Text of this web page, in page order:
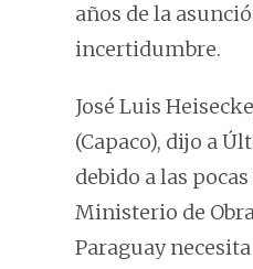
años de la
incertidumbre.
José Luis
(Capaco), dijo a
debido a las
Ministerio de
Paraguay